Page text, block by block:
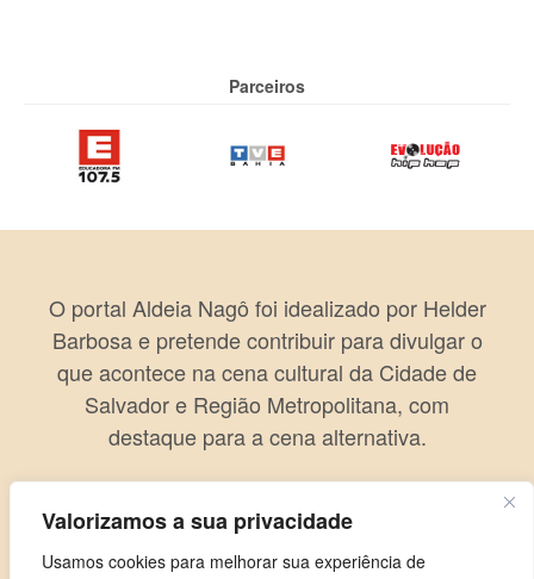
Valorizamos a sua privacidade
Usamos cookies para melhorar sua experiência de
Parceiros
O portal Aldeia Nagô foi idealizado por Helder
Barbosa e pretende contribuir para divulgar o
que acontece na cena cultural da Cidade de
Salvador e Região Metropolitana, com
destaque para a cena alternativa.